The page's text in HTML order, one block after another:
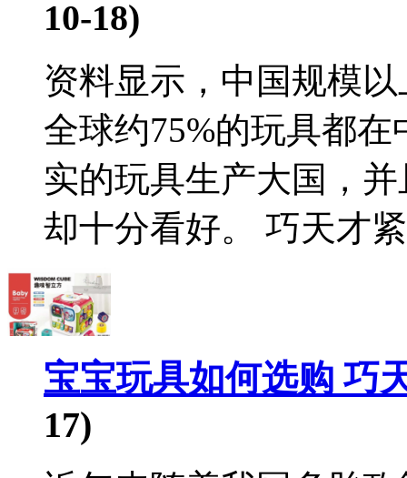
10-18)
资料显示，中国规模
全球约75%的玩具都
实的玩具生产大国，
却十分看好。 巧天才
宝宝玩具如何选购 巧
17)